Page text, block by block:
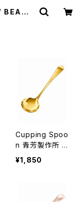
BEANS
Cupping Spoo
n 青芳製作所 C
USUAL PROD
UCT W42mm
ルド】☆カッピン
¥1,850